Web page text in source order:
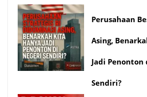
Perusahaan
Asing,
Jadi Penonton
Sendiri?